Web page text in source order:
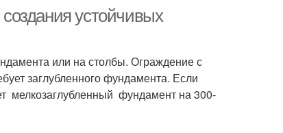
устойчивых
или на столбы. Ограждение с
заглубленного фундамента. Если
мелкозаглубленный фундамент на 300-